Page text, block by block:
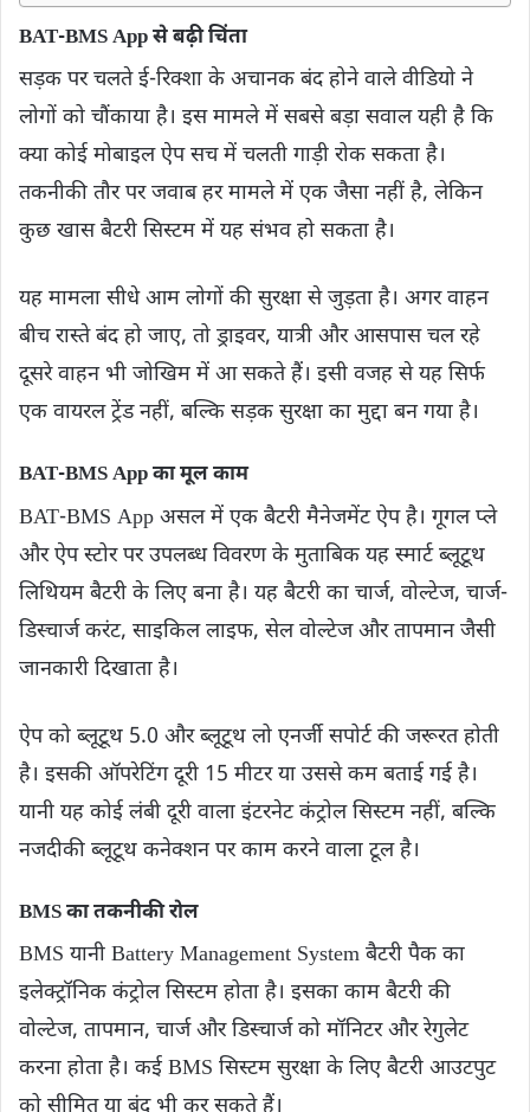
BAT-BMS App से बढ़ी चिंता
सड़क पर चलते ई-रिक्शा के अचानक बंद होने वाले वीडियो ने
लोगों को चौंकाया है। इस मामले में सबसे बड़ा सवाल यही है कि
क्या कोई मोबाइल ऐप सच में चलती गाड़ी रोक सकता है।
तकनीकी तौर पर जवाब हर मामले में एक जैसा नहीं है, लेकिन
कुछ खास बैटरी सिस्टम में यह संभव हो सकता है।
यह मामला सीधे आम लोगों की सुरक्षा से जुड़ता है। अगर वाहन
बीच रास्ते बंद हो जाए, तो ड्राइवर, यात्री और आसपास चल रहे
दूसरे वाहन भी जोखिम में आ सकते हैं। इसी वजह से यह सिर्फ
एक वायरल ट्रेंड नहीं, बल्कि सड़क सुरक्षा का मुद्दा बन गया है।
BAT-BMS App का मूल काम
BAT-BMS App असल में एक बैटरी मैनेजमेंट ऐप है। गूगल प्ले
और ऐप स्टोर पर उपलब्ध विवरण के मुताबिक यह स्मार्ट ब्लूटूथ
लिथियम बैटरी के लिए बना है। यह बैटरी का चार्ज, वोल्टेज, चार्ज-
डिस्चार्ज करंट, साइकिल लाइफ, सेल वोल्टेज और तापमान जैसी
जानकारी दिखाता है।
ऐप को ब्लूटूथ 5.0 और ब्लूटूथ लो एनर्जी सपोर्ट की जरूरत होती
है। इसकी ऑपरेटिंग दूरी 15 मीटर या उससे कम बताई गई है।
यानी यह कोई लंबी दूरी वाला इंटरनेट कंट्रोल सिस्टम नहीं, बल्कि
नजदीकी ब्लूटूथ कनेक्शन पर काम करने वाला टूल है।
BMS का तकनीकी रोल
BMS यानी Battery Management System बैटरी पैक का
इलेक्ट्रॉनिक कंट्रोल सिस्टम होता है। इसका काम बैटरी की
वोल्टेज, तापमान, चार्ज और डिस्चार्ज को मॉनिटर और रेगुलेट
करना होता है। कई BMS सिस्टम सुरक्षा के लिए बैटरी आउटपुट